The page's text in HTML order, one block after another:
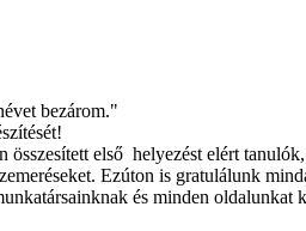
bezárom."
első helyezést elért
Ezúton is gratulálunk
és minden oldalunkat